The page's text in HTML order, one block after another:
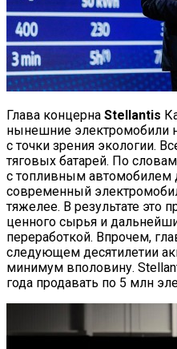
Глава концерна Stellantis
нынешние электромобили
с точки зрения экологии.
тяговых батарей. По
с топливным автомобилем
современный
тяжелее. В результате это
ценного сырья и
переработкой. Впрочем,
следующем десятилетии
минимум вполовину.
года продавать по 5 млн